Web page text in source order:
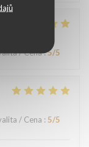
/ Cena:5/5
/ Cena : 5/5